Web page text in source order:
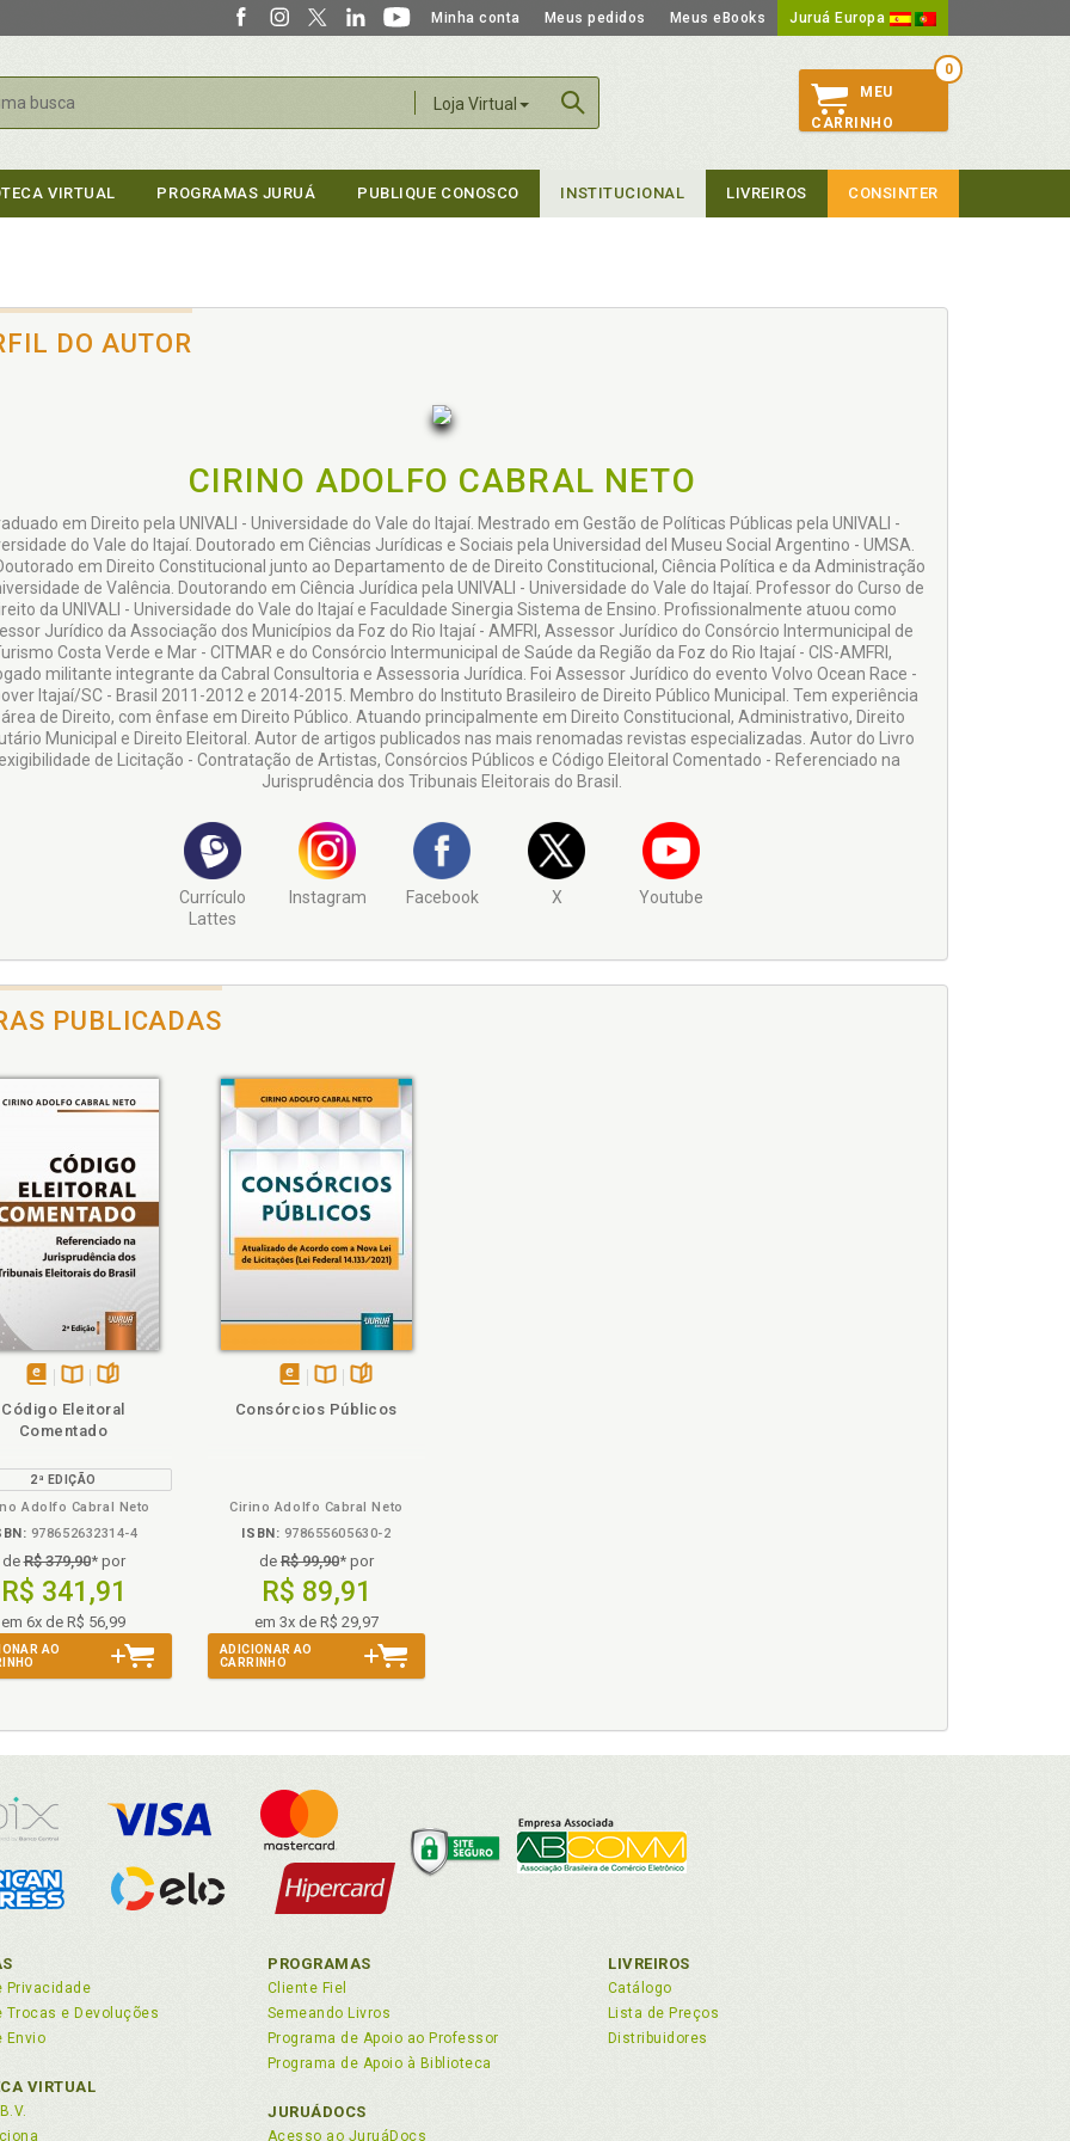
Minha conta Meus pedidos Meus eBooks Juruá Europa
Loja Virtual
0
MEU
CARRINHO
VIRTUAL PROGRAMAS JURUÁ PUBLIQUE CONOSCO INSTITUCIONAL LIVREIROS CONSINTER
DO AUTOR
CIRINO ADOLFO CABRAL NETO
em Direito pela UNIVALI - Universidade do Vale do Itajaí. Mestrado em Gestão de Políticas Públicas pela UNIVALI -
do Vale do Itajaí. Doutorado em Ciências Jurídicas e Sociais pela Universidad del Museu Social Argentino - UMSA.
em Direito Constitucional junto ao Departamento de de Direito Constitucional, Ciência Política e da Administração
de Valência. Doutorando em Ciência Jurídica pela UNIVALI - Universidade do Vale do Itajaí. Professor do Curso de
da UNIVALI - Universidade do Vale do Itajaí e Faculdade Sinergia Sistema de Ensino. Profissionalmente atuou como
Jurídico da Associação dos Municípios da Foz do Rio Itajaí - AMFRI, Assessor Jurídico do Consórcio Intermunicipal de
Costa Verde e Mar - CITMAR e do Consórcio Intermunicipal de Saúde da Região da Foz do Rio Itajaí - CIS-AMFRI,
militante integrante da Cabral Consultoria e Assessoria Jurídica. Foi Assessor Jurídico do evento Volvo Ocean Race -
Itajaí/SC - Brasil 2011-2012 e 2014-2015. Membro do Instituto Brasileiro de Direito Público Municipal. Tem experiência
de Direito, com ênfase em Direito Público. Atuando principalmente em Direito Constitucional, Administrativo, Direito
Municipal e Direito Eleitoral. Autor de artigos publicados nas mais renomadas revistas especializadas. Autor do Livro
de Licitação - Contratação de Artistas, Consórcios Públicos e Código Eleitoral Comentado - Referenciado na
Jurisprudência dos Tribunais Eleitorais do Brasil.
Currículo
Lattes
Instagram Facebook X Youtube
PUBLICADAS
em
na
Código Eleitoral
Comentado
2ª EDIÇÃO
Adolfo Cabral Neto
978652632314-4
deR$ 379,90* por
R$ 341,91
em 6x de R$ 56,99
AO
Consórcios Públicos
Cirino Adolfo Cabral Neto
ISBN: 978655605630-2
de R$ 99,90* por
R$ 89,91
em 3x de R$ 29,97
ADICIONAR AO
CARRINHO
Privacidade
Trocas e Devoluções
Envio
VIRTUAL
PROGRAMAS
Cliente Fiel
Semeando Livros
Programa de Apoio ao Professor
Programa de Apoio à Biblioteca
JURUÁDOCS
Acesso ao JuruáDocs
LIVREIROS
Catálogo
Lista de Preços
Distribuidores